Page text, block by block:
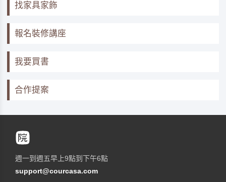
找家具家飾
報名裝修講座
我要買書
合作提案
週一到週五早上9點到下午6點
support@courcasa.com